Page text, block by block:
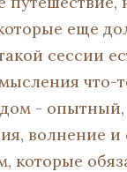
еще
сессии
что-
-
волнение
которые